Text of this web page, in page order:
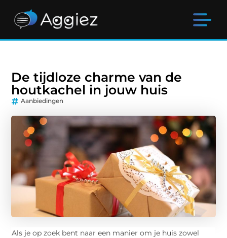
De tijdloze charme van de
houtkachel in jouw huis
Aanbiedingen
Als je op zoek bent naar een manier om je huis zowel